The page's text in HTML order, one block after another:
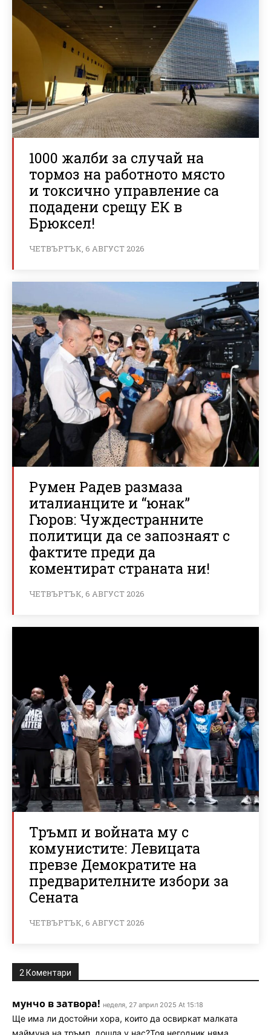
1000 жалби за случай на
тормоз на работното място
и токсично управление са
подадени срещу ЕК в
Брюксел!
ЧЕТВЪРТЪК, 6 АВГУСТ 2026
Румен Радев размаза
италианците и “юнак”
Гюров: Чуждестранните
политици да се запознаят с
фактите преди да
коментират страната ни!
ЧЕТВЪРТЪК, 6 АВГУСТ 2026
Тръмп и войната му с
комунистите: Левицата
превзе Демократите на
предварителните избори за
Сената
ЧЕТВЪРТЪК, 6 АВГУСТ 2026
2 Коментари
мунчо в затвора! неделя, 27 април 2025 At 15:18
Ще има ли достойни хора, които да освиркат малката
маймуна на тръмп, дошла у нас?Тоя негодник няма